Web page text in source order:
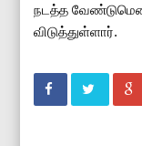
நடத்த
விடுத்துள்ளார்.